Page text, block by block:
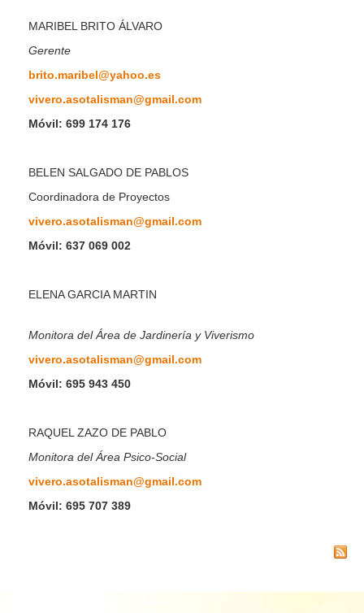
MARIBEL BRITO ÁLVARO
Gerente
brito.maribel@yahoo.es
vivero.asotalisman@gmail.com
Móvil: 699 174 176
BELEN SALGADO DE PABLOS
Coordinadora de Proyectos
vivero.asotalisman@gmail.com
Móvil: 637 069 002
ELENA GARCIA MARTIN
Monitora del Área de Jardinería y Viverismo
vivero.asotalisman@gmail.com
Móvil: 695 943 450
RAQUEL ZAZO DE PABLO
Monitora del Área Psico-Social
vivero.asotalisman@gmail.com
Móvil: 695 707 389